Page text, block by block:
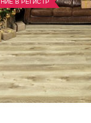
В РЕГИСТР